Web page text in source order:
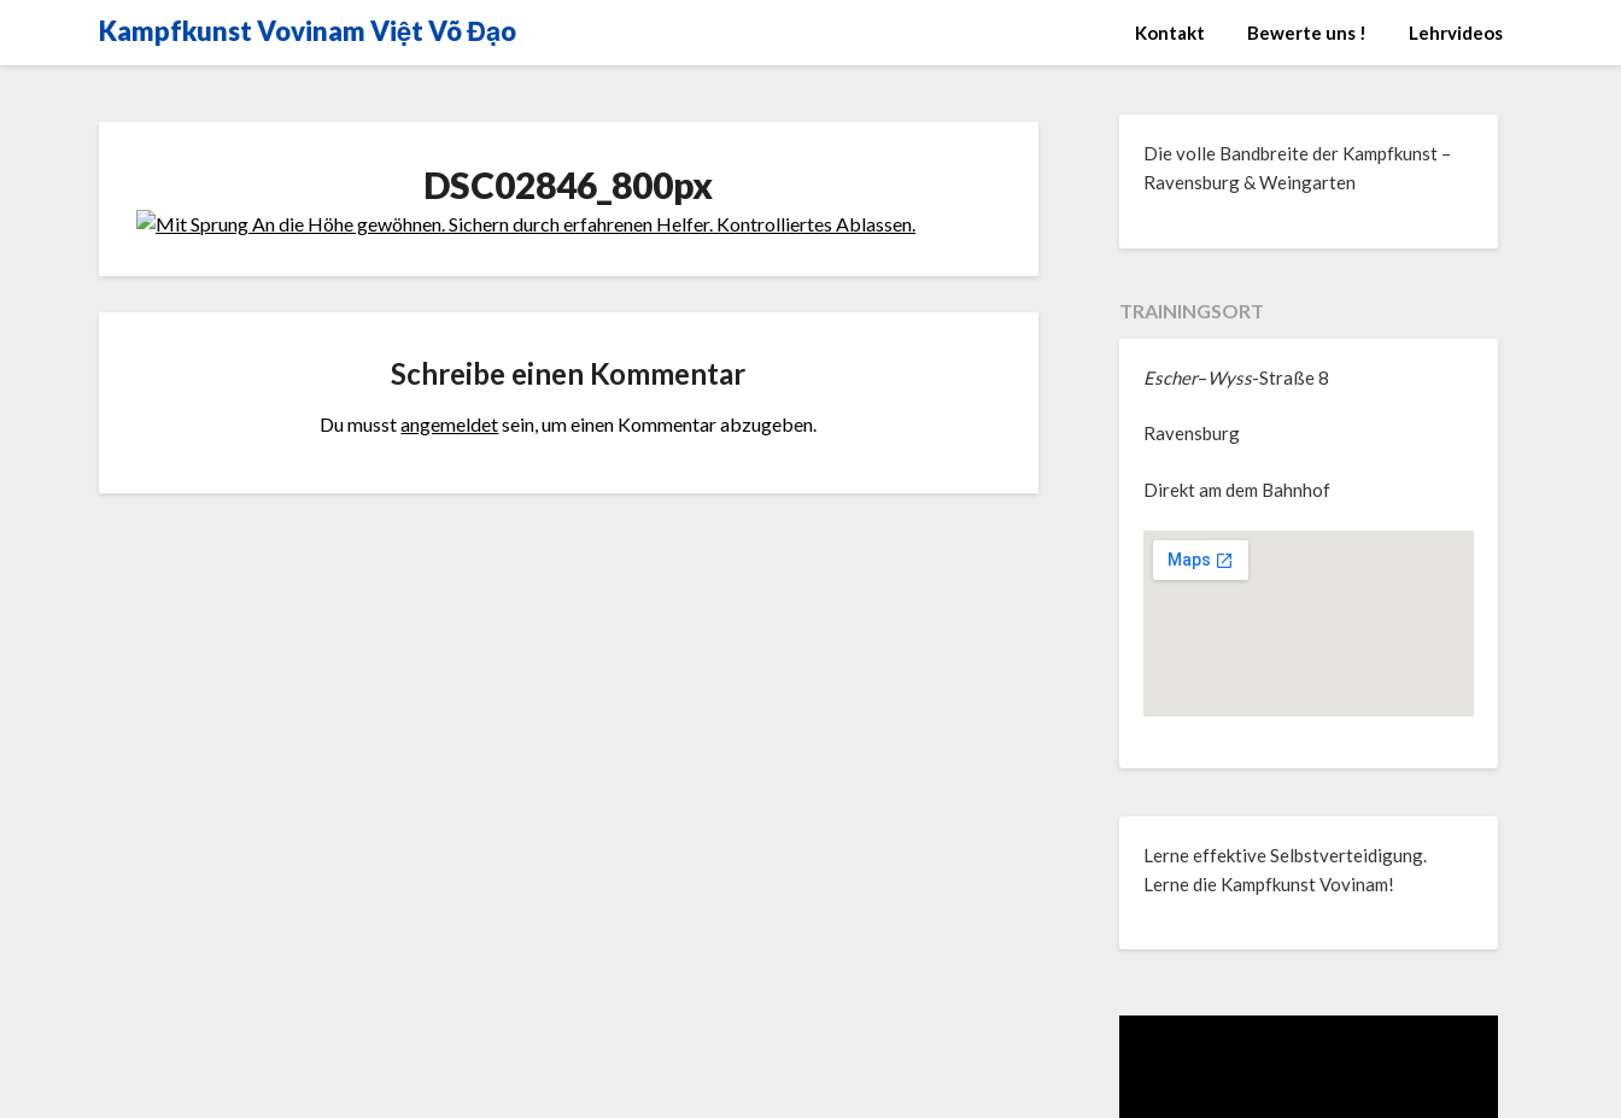
Kampfkunst Vovinam Việt Võ Đạo Kontakt Bewerte uns ! Lehrvideos
DSC02846_800px
Schreibe einen Kommentar
Du musstangemeldetsein, um einen Kommentar abzugeben.
Die volle Bandbreite der Kampfkunst –
Ravensburg & Weingarten
TRAININGSORT
Escher–Wyss-Straße 8
Ravensburg
Direkt am dem Bahnhof
Lerne effektive Selbstverteidigung.
Lerne die Kampfkunst Vovinam!